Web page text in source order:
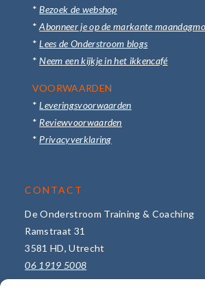
*Bezoek de webshop
*Abonneer je op de markante
*Lees de Onderstroom blogs
*Neem een kijkje in het ikkencafé
VOORWAARDEN
*Leveringsvoorwaarden
* Reviewvoorwaarden
* Privacyverklaring
CONTACT
De Onderstroom Training & Coaching
Ramstraat 31
3581 HD, Utrecht
06 1919 5008
info@de-onderstroom.nl